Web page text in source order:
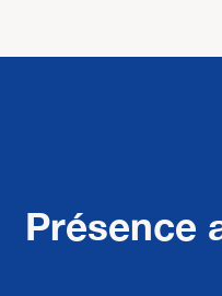
Présence